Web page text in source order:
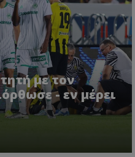
με τον
- εν μέρει